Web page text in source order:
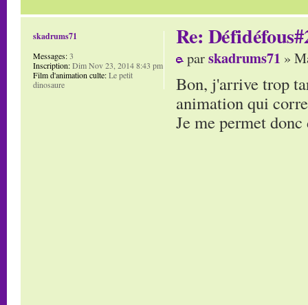
Re:
parskadrums71 »
Bon, j'arrive trop
animation qui
Je me permet
skadrums71
Messages:3
Inscription:Dim Nov 23, 2014 8:43 pm
Film d'animation culte:Le petit
dinosaure